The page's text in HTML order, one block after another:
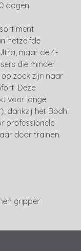
dagen
hetzelfde
maar de 4-
die minder
zoek zijn naar
Deze
voor lange
dankzij het Bodhi
professionele
door trainen.
gripper